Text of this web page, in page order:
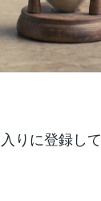
りに登録し